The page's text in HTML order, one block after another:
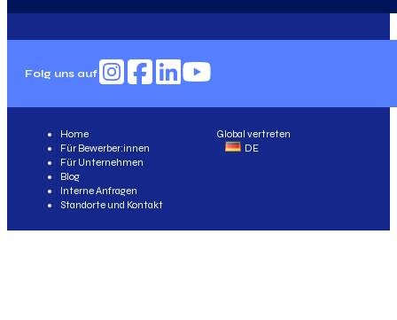
Folg uns auf
Global vertreten
DE
Home
Für Bewerber:innen
Für Unternehmen
Blog
Interne Anfragen
Standorte und Kontakt